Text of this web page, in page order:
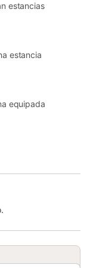
estancias
estancia
equipada